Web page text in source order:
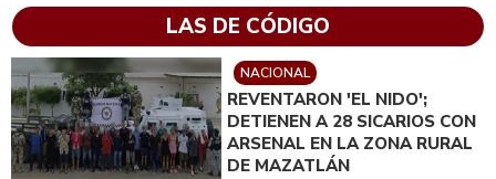
LAS DE CÓDIGO
NACIONAL
REVENTARON 'EL NIDO';
DETIENEN A 28 SICARIOS CON
ARSENAL EN LA ZONA RURAL
DE MAZATLÁN